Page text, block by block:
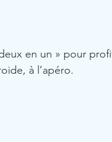
en un » pour
à l’apéro.